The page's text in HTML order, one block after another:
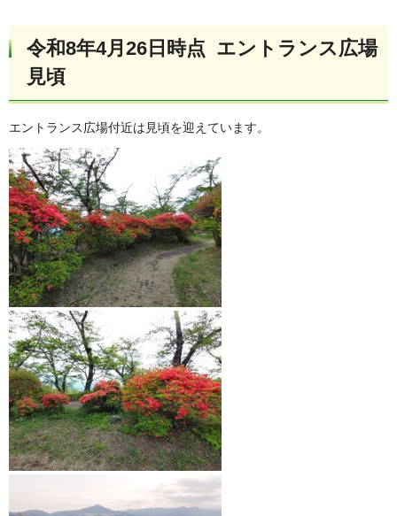
令和8年4月26日時点 エントランス広場
見頃
エントランス広場付近は見頃を迎えています。